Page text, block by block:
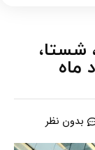
شستا،
بدون نظر